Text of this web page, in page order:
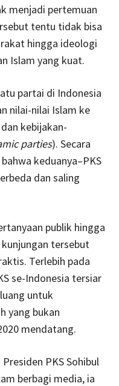
menjadi pertemuan
tentu tidak bisa
hingga ideologi
Islam yang kuat.
partai di Indonesia
nilai-nilai Islam ke
kebijakan-
parties). Secara
keduanya–PKS
dan saling
publik hingga
tersebut
Terlebih pada
se-Indonesia tersiar
untuk
yang bukan
mendatang.
PKS Sohibul
berbagi media, ia